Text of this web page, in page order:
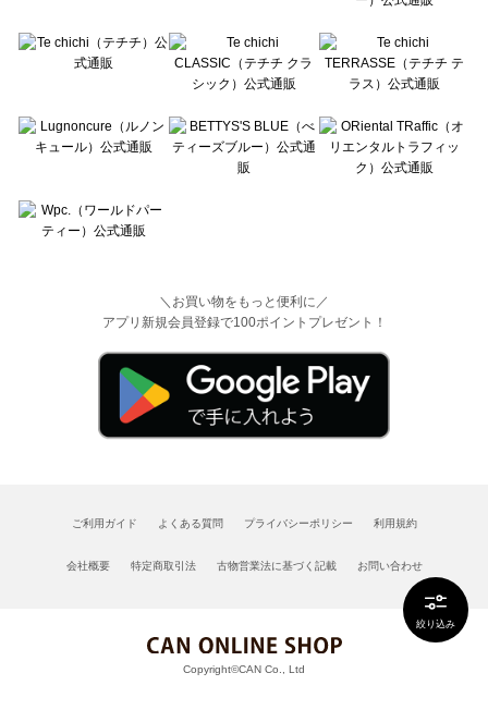
絞り込み
＼お買い物をもっと便利に／
アプリ新規会員登録で100ポイントプレゼント！
ご利用ガイド よくある質問 プライバシーポリシー 利用規約
会社概要 特定商取引法 古物営業法に基づく記載 お問い合わせ
Copyright©CAN Co., Ltd